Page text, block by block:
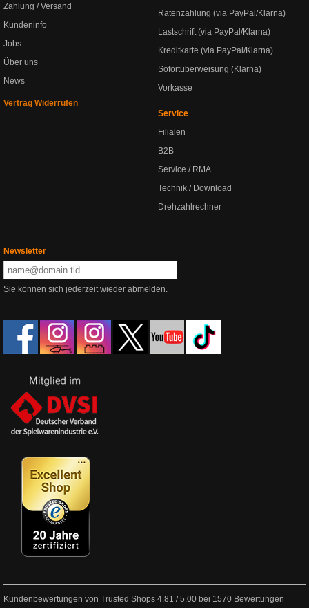
Zahlung / Versand
Kundeninfo
Jobs
Über uns
News
Vertrag Widerrufen
Ratenzahlung (via PayPal/Klarna)
Lastschrift (via PayPal/Klarna)
Kreditkarte (via PayPal/Klarna)
Sofortüberweisung (Klarna)
Vorkasse
Service
Filialen
B2B
Service / RMA
Technik / Download
Drehzahlrechner
Newsletter
Sie können sich jederzeit wieder abmelden.
Kundenbewertungen von Trusted Shops 4.81 /5.00 bei 1570 Bewertungen